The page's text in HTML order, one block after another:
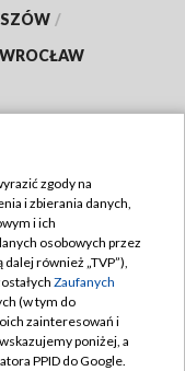
/
WROCŁAW
zgody na
i zbierania danych,
i ich
osobowych przez
również „TVP”),
Zaufanych
(w tym do
zainteresowań i
poniżej, a
PPID do Google.